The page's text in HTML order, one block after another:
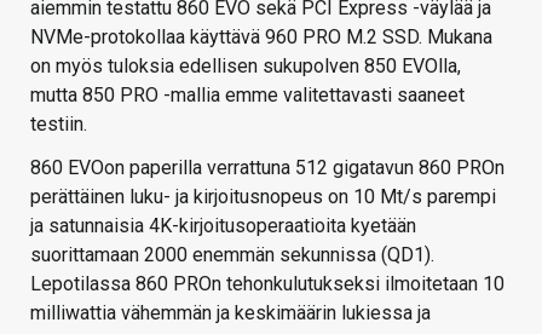
aiemmin testattu 860 EVO sekä PCI Express -väylää ja
NVMe-protokollaa käyttävä 960 PRO M.2 SSD. Mukana
on myös tuloksia edellisen sukupolven 850 EVOlla,
mutta 850 PRO -mallia emme valitettavasti saaneet
testiin.
860 EVOon paperilla verrattuna 512 gigatavun 860 PROn
perättäinen luku- ja kirjoitusnopeus on 10 Mt/s parempi
ja satunnaisia 4K-kirjoitusoperaatioita kyetään
suorittamaan 2000 enemmän sekunnissa (QD1).
Lepotilassa 860 PROn tehonkulutukseksi ilmoitetaan 10
milliwattia vähemmän ja keskimäärin lukiessa ja